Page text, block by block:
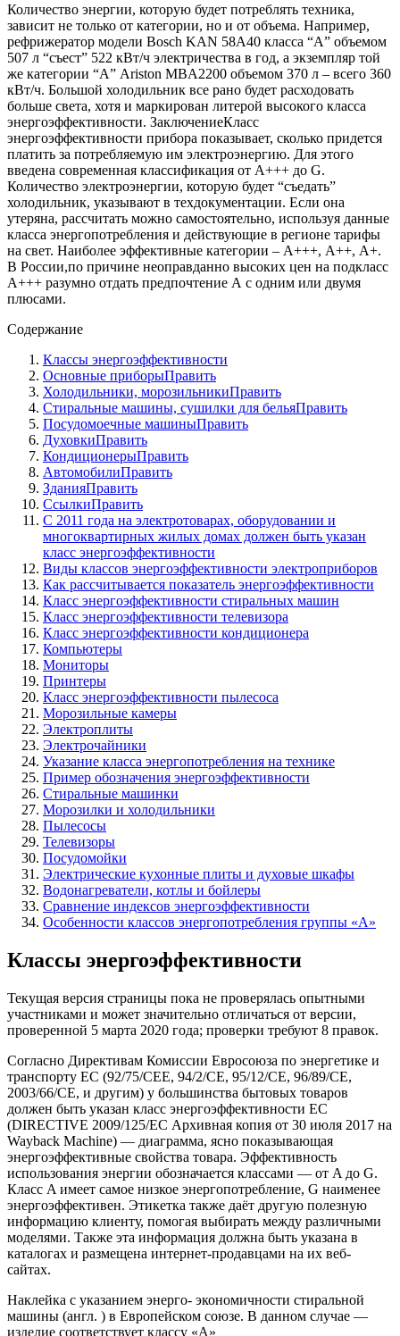
Количество энергии, которую будет потреблять техника,
зависит не только от категории, но и от объема. Например,
рефрижератор модели Bosch KAN 58A40 класса “А” объемом
507 л “съест” 522 кВт/ч электричества в год, а экземпляр той
же категории “А” Ariston MBA2200 объемом 370 л – всего 360
кВт/ч. Большой холодильник все рано будет расходовать
больше света, хотя и маркирован литерой высокого класса
энергоэффективности. ЗаключениеКласс
энергоэффективности прибора показывает, сколько придется
платить за потребляемую им электроэнергию. Для этого
введена современная классификация от А+++ до G.
Количество электроэнергии, которую будет “съедать”
холодильник, указывают в техдокументации. Если она
утеряна, рассчитать можно самостоятельно, используя данные
класса энергопотребления и действующие в регионе тарифы
на свет. Наиболее эффективные категории – А+++, А++, А+.
В России,по причине неоправданно высоких цен на подкласс
А+++ разумно отдать предпочтение А с одним или двумя
плюсами.
Содержание
Классы энергоэффективности
Основные приборыПравить
Холодильники, морозильникиПравить
Стиральные машины, сушилки для бельяПравить
Посудомоечные машиныПравить
ДуховкиПравить
КондиционерыПравить
АвтомобилиПравить
ЗданияПравить
СсылкиПравить
С 2011 года на электротоварах, оборудовании и
многоквартирных жилых домах должен быть указан
класс энергоэффективности
Виды классов энергоэффективности электроприборов
Как рассчитывается показатель энергоэффективности
Класс энергоэффективности стиральных машин
Класс энергоэффективности телевизора
Класс энергоэффективности кондиционера
Компьютеры
Мониторы
Принтеры
Класс энергоэффективности пылесоса
Морозильные камеры
Электроплиты
Электрочайники
Указание класса энергопотребления на технике
Пример обозначения энергоэффективности
Стиральные машинки
Морозилки и холодильники
Пылесосы
Телевизоры
Посудомойки
Электрические кухонные плиты и духовые шкафы
Водонагреватели, котлы и бойлеры
Сравнение индексов энергоэффективности
Особенности классов энергопотребления группы «А»
Классы энергоэффективности
Текущая версия страницы пока не проверялась опытными
участниками и может значительно отличаться от версии,
проверенной 5 марта 2020 года; проверки требуют 8 правок.
Согласно Директивам Комиссии Евросоюза по энергетике и
транспорту ЕС (92/75/CEE, 94/2/CE, 95/12/CE, 96/89/CE,
2003/66/CE, и другим) у большинства бытовых товаров
должен быть указан класс энергоэффективности ЕС
(DIRECTIVE 2009/125/EC Архивная копия от 30 июля 2017 на
Wayback Machine) — диаграмма, ясно показывающая
энергоэффективные свойства товара. Эффективность
использования энергии обозначается классами — от A до G.
Класс A имеет самое низкое энергопотребление, G наименее
энергоэффективен. Этикетка также даёт другую полезную
информацию клиенту, помогая выбирать между различными
моделями. Также эта информация должна быть указана в
каталогах и размещена интернет-продавцами на их веб-
сайтах.
Наклейка с указанием энерго- экономичности стиральной
машины (англ. ) в Европейском союзе. В данном случае —
изделие соответствует классу «A»